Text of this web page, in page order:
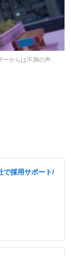
ーからは不満の声
で採用サポート/